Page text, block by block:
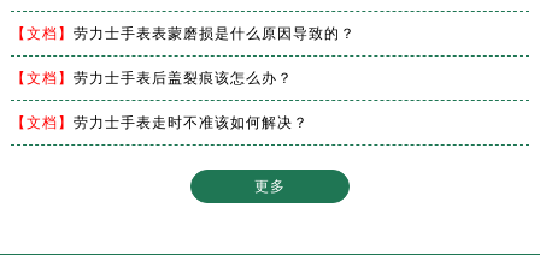
【文档】 劳力士手表表蒙磨损是什么原因导致的？
【文档】 劳力士手表后盖裂痕该怎么办？
【文档】 劳力士手表走时不准该如何解决？
更多